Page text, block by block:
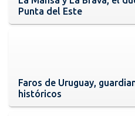
Punta del Este
Faros de Uruguay,
históricos